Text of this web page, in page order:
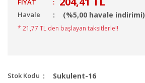
Havale (%5,00 havale indirimi)
* 21,77 TL den başlayan taksitlerle!!
Stok Kodu Sukulent-16